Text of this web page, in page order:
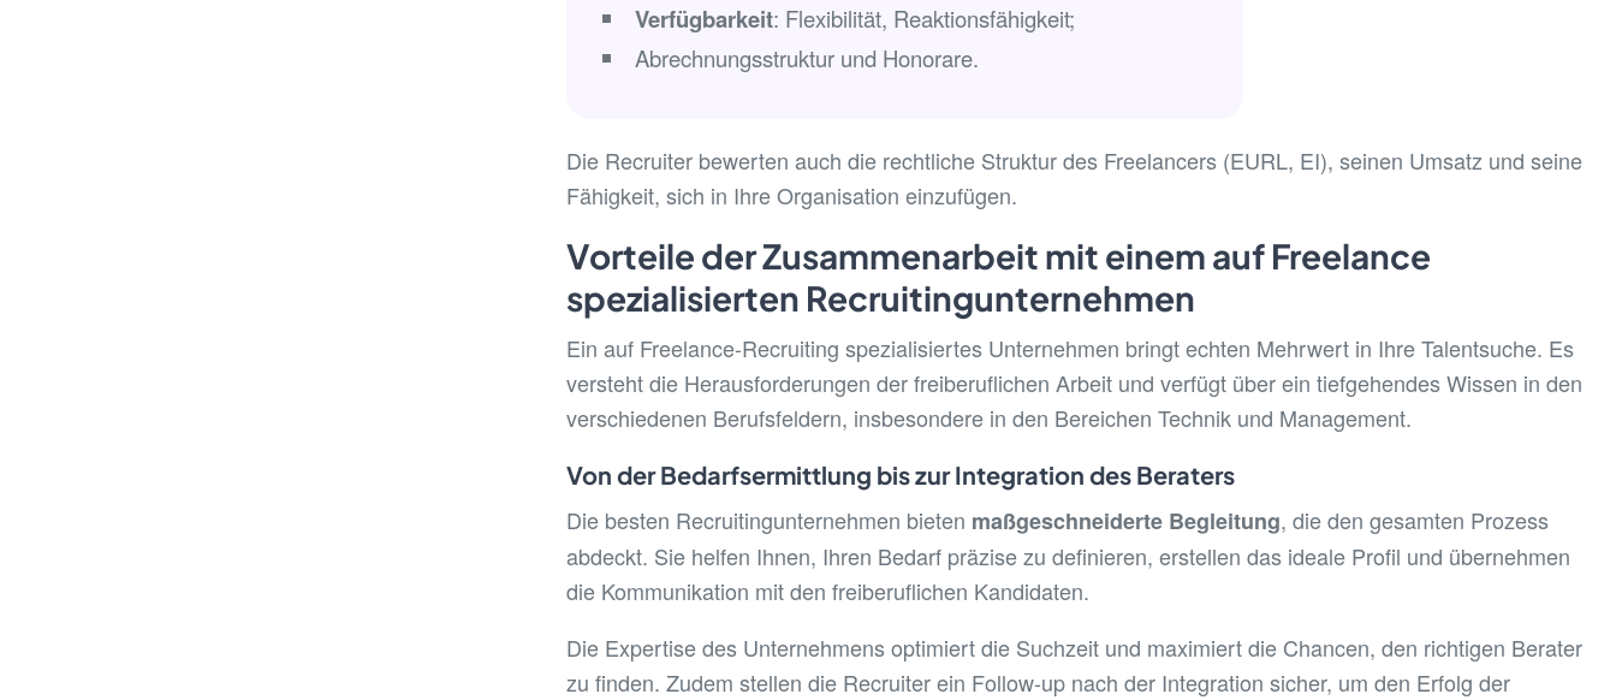
Verfügbarkeit: Flexibilität, Reaktionsfähigkeit;
Abrechnungsstruktur und Honorare.
Die Recruiter bewerten auch die rechtliche Struktur des Freelancers (EURL, EI), seinen Umsatz und seine
Fähigkeit, sich in Ihre Organisation einzufügen.
Vorteile der Zusammenarbeit mit einem auf Freelance
spezialisierten Recruitingunternehmen
Ein auf Freelance-Recruiting spezialisiertes Unternehmen bringt echten Mehrwert in Ihre Talentsuche. Es
versteht die Herausforderungen der freiberuflichen Arbeit und verfügt über ein tiefgehendes Wissen in den
verschiedenen Berufsfeldern, insbesondere in den Bereichen Technik und Management.
Von der Bedarfsermittlung bis zur Integration des Beraters
Die besten Recruitingunternehmen bieten maßgeschneiderte Begleitung, die den gesamten Prozess
abdeckt. Sie helfen Ihnen, Ihren Bedarf präzise zu definieren, erstellen das ideale Profil und übernehmen
die Kommunikation mit den freiberuflichen Kandidaten.
Die Expertise des Unternehmens optimiert die Suchzeit und maximiert die Chancen, den richtigen Berater
zu finden. Zudem stellen die Recruiter ein Follow-up nach der Integration sicher, um den Erfolg der